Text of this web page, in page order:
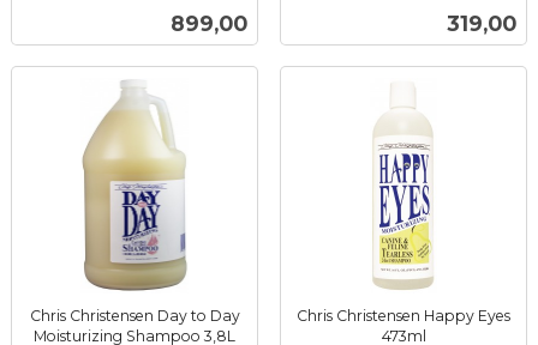
Pris
899,00 Pris
319,00
Chris Christensen Day to Day
Moisturizing Shampoo 3,8L
Chris Christensen Happy Eyes
473ml